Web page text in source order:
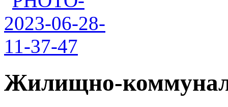
Жилищно-